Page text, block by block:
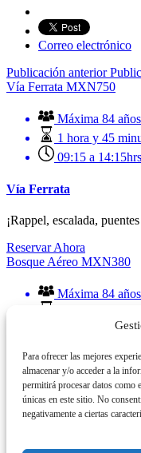
Para ofrecer las mejores
almacenar y/o acceder a la
permitirá procesar datos como
únicas en este sitio. No
negativamente a ciertas
Correo electrónico
Publicación anterior
Vía Ferrata MXN750
Máxima 84 años
1 hora y 45
09:15 a 14:15hrs
Vía Ferrata
¡Rappel, escalada,
Reservar Ahora
Bosque Aéreo MXN380
Máxima 84 años
09:15 a 14:15hrs
Bosque Aéreo
¡Disfruta de la aventura
colgantes y una mini